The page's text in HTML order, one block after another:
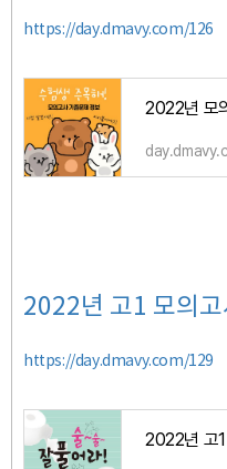
https://day.dmavy.com/126
2022년 모
2022년 고1 모의고
https://day.dmavy.com/129
2022년 고